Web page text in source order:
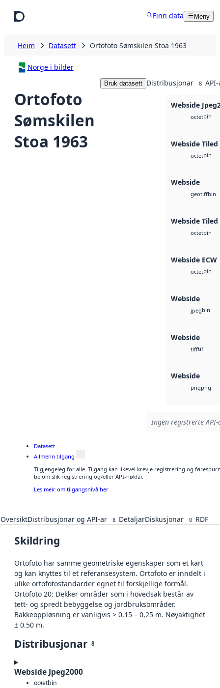
Finn data Meny
Heim Datasett Ortofoto Sømskilen Stoa 1963
Norge i bilder
Ortofoto
Sømskilen
Stoa 1963
Bruk datasett Distribusjonar 8
Webside
octetbin
Webside Tiled
octetbin
Webside
geotiffbin
Webside Tiled
octetbin
Webside ECW
octetbin
Webside
jpegbin
Webside
tifftif
Webside
pngpng
Ingen registrerte
Datasett
Allmenn tilgang
Tilgjengeleg for alle. Tilgang kan likevel krevje registrering og
be om slik registrering og/eller API-nøklar.
Les meir om tilgangsnivå her
OversiktDistribusjonar og API-ar 8 DetaljarDiskusjonar 0 RDF
Skildring
Ortofoto har samme geometriske egenskaper som et kart
og kan knyttes til et referansesystem. Ortofoto er inndelt i
ulike ortofotostandarder egnet til forskjellige formål.
Ortofoto 20: Dekker områder som i hovedsak består av
tett- og spredt bebyggelse og jordbruksområder.
Bakkeoppløsning er vanligvis > 0,15 – 0,25 m. Nøyaktighet
± 0.50 m.
Distribusjonar 8
Webside Jpeg2000
octetbin